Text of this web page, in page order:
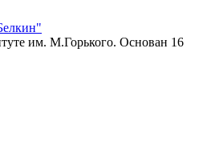
им. М.Горького. Основан 16